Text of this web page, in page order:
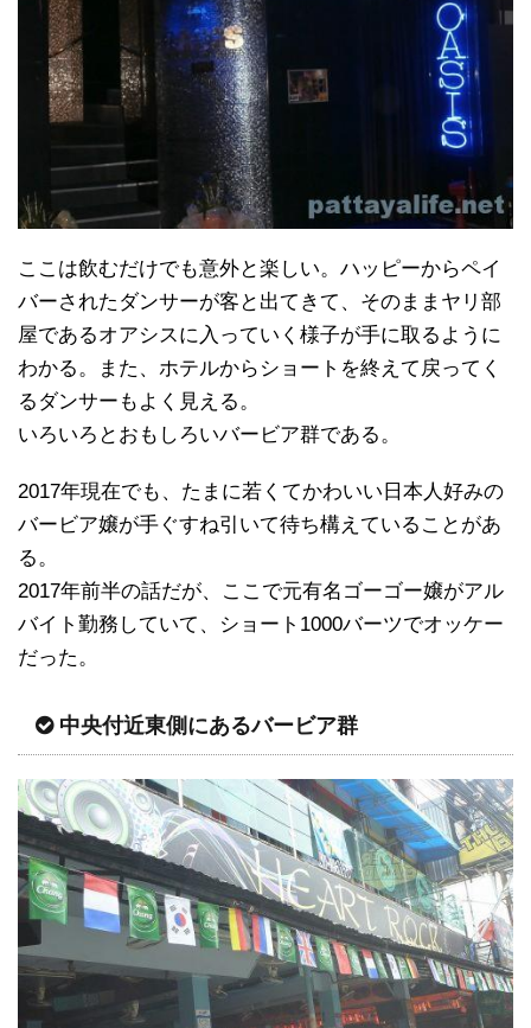
ここは飲むだけでも意外と楽しい。ハッピーからペイ
バーされたダンサーが客と出てきて、そのままヤリ部
屋であるオアシスに入っていく様子が手に取るように
わかる。また、ホテルからショートを終えて戻ってく
るダンサーもよく見える。
いろいろとおもしろいバービア群である。
2017年現在でも、たまに若くてかわいい日本人好みの
バービア嬢が手ぐすね引いて待ち構えていることがあ
る。
2017年前半の話だが、ここで元有名ゴーゴー嬢がアル
バイト勤務していて、ショート1000バーツでオッケー
だった。
中央付近東側にあるバービア群